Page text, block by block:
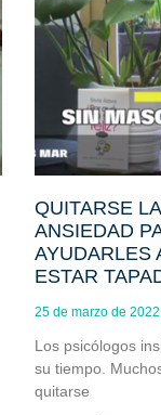
QUITARSE
ANSIEDAD
AYUDARLES
ESTAR
25 de marzo de 2022
Los psicólogos
su tiempo.
quitarse